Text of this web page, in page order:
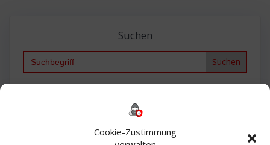
Cookie-Zustimmung
Suchen
Search
Bautagebuch
Exchange firewall Fritzbox